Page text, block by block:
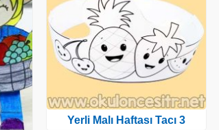
Yerli Malı Haftası Tacı 3